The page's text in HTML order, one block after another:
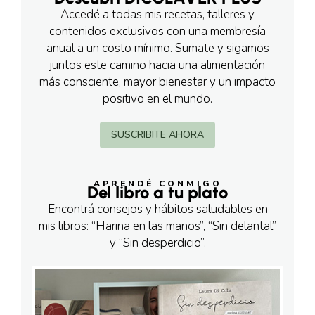
Accedé a todas mis recetas, talleres y
contenidos exclusivos con una membresía
anual a un costo mínimo. Sumate y sigamos
juntos este camino hacia una alimentación
más consciente, mayor bienestar y un impacto
positivo en el mundo.
SUSCRIBITE AHORA
APRENDÉ CONMIGO
Del libro a tu plato
Encontrá consejos y hábitos saludables en
mis libros: “Harina en las manos”, “Sin delantal”
y “Sin desperdicio”.